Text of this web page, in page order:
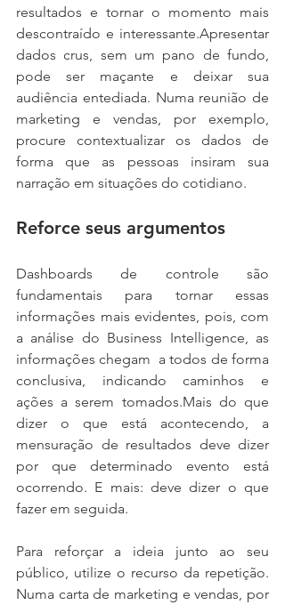
resultados e tornar o momento mais
descontraído e interessante.Apresentar
dados crus, sem um pano de fundo,
pode ser maçante e deixar sua
audiência entediada. Numa reunião de
marketing e vendas, por exemplo,
procure contextualizar os dados de
forma que as pessoas insiram sua
narração em situações do cotidiano.
Reforce seus argumentos
Dashboards de controle são
fundamentais para tornar essas
informações mais evidentes, pois, com
a análise do Business Intelligence, as
informações chegam  a todos de forma
conclusiva, indicando caminhos e
ações a serem tomados.Mais do que
dizer o que está acontecendo, a
mensuração de resultados deve dizer
por que determinado evento está
ocorrendo. E mais: deve dizer o que
fazer em seguida.
Para reforçar a ideia junto ao seu
público, utilize o recurso da repetição.
Numa carta de marketing e vendas, por